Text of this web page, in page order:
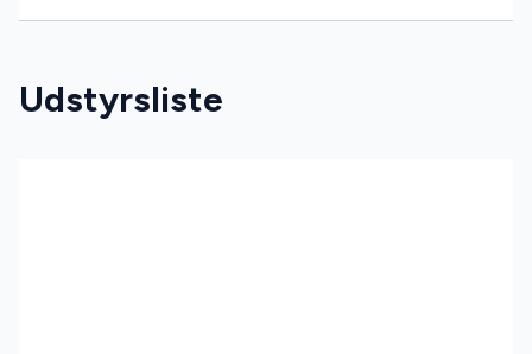
Udstyrsliste